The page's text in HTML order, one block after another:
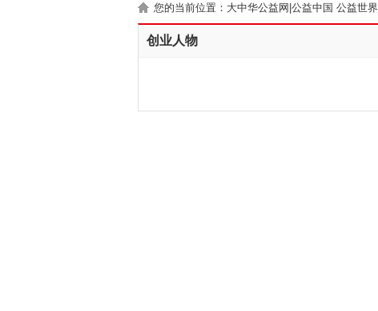
您的当前位置： 大中华公益网|公益中国 公益世界
创业人物